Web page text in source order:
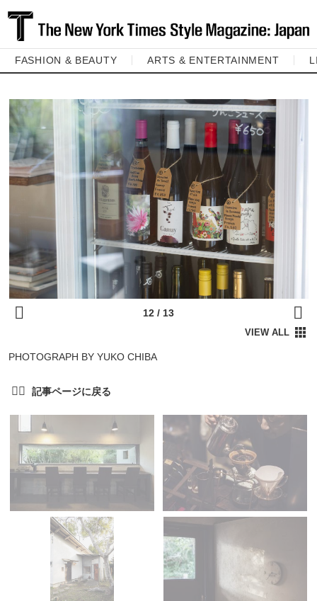
FASHION & BEAUTY ARTS & ENTERTAINMENT
PHOTOGRAPH BY YUKO CHIBA